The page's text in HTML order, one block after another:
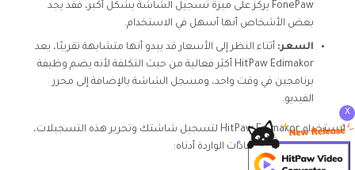
FonePaw يركز على ميزة تسجيل الشاشة بشكل أكبر، فقد يجد
بعض الأشخاص أنها أسهل في الاستخدام.
السعر: أثناء النظر إلى الأسعار قد يبدو أنها متشابهة تقريبًا، يعد
HitPaw Edimakor أكثر فعالية من حيث التكلفة لأنه يضم وظيفة
برنامجين في وقت واحد، ومسجل الشاشة بالإضافة إلى محرر
الفيديو.
لاستخدام HitPaw Edimakor لتسجيل شاشتك وتحرير هذه التسجيلات،
يتعين عليك اتباع الإرشادات الواردة أدناه:
x